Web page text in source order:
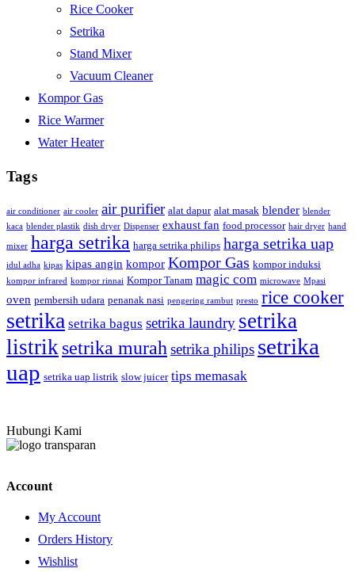
Rice Cooker
Setrika
Stand Mixer
Vacuum Cleaner
Kompor Gas
Rice Warmer
Water Heater
Tags
air conditioner air cooler air purifier alat dapur alat masak blender blender
kaca blender plastik dish dryer Dispenser exhaust fan food processor hair dryer hand
mixer harga setrika harga setrika philips harga setrika uap
idul adha kipas kipas angin kompor Kompor Gas kompor induksi
kompor infrared kompor rinnai Kompor Tanam magic com microwave Mpasi
oven pembersih udara penanak nasi pengering rambut presto rice cooker
setrika setrika bagus setrika laundry setrika
listriksetrika murah setrika philips setrika
uap setrika uap listrik slow juicer tips memasak
Hubungi Kami
Account
My Account
Orders History
Wishlist